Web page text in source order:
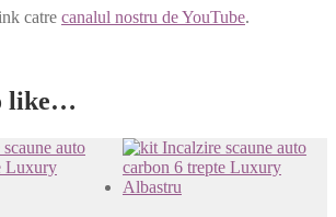
catre canalul nostru de YouTube.
like…